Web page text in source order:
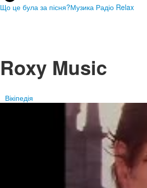
Що це була за пісня?Музика Радіо Relax
Roxy Music
Вікіпедія